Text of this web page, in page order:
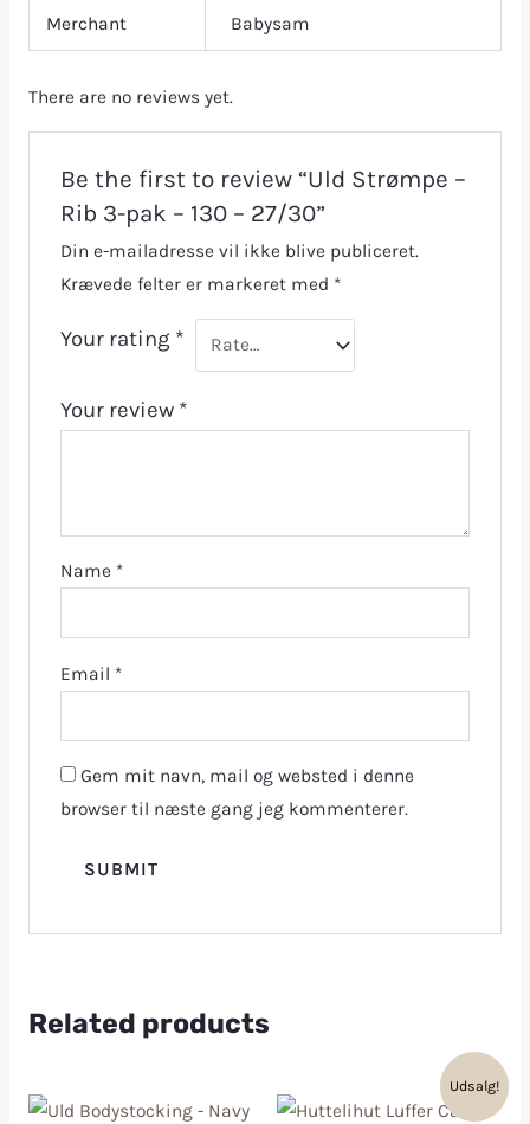
Merchant Babysam
There are no reviews yet.
Be the first to review “Uld Strømpe –
Rib 3-pak – 130 – 27/30”
Din e-mailadresse vil ikke blive publiceret.
Krævede felter er markeret med *
Your rating *
Your review *
Name *
Email *
Gem mit navn, mail og websted i denne
browser til næste gang jeg kommenterer.
Related products
Udsalg!